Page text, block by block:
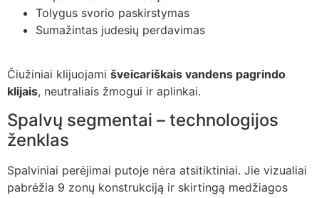
Tolygus svorio paskirstymas
Sumažintas judesių perdavimas
Čiužiniai klijuojami šveicariškais vandens pagrindo
klijais, neutraliais žmogui ir aplinkai.
Spalvų segmentai – technologijos
ženklas
Spalviniai perėjimai putoje nėra atsitiktiniai. Jie vizualiai
pabrėžia 9 zonų konstrukciją ir skirtingą medžiagos